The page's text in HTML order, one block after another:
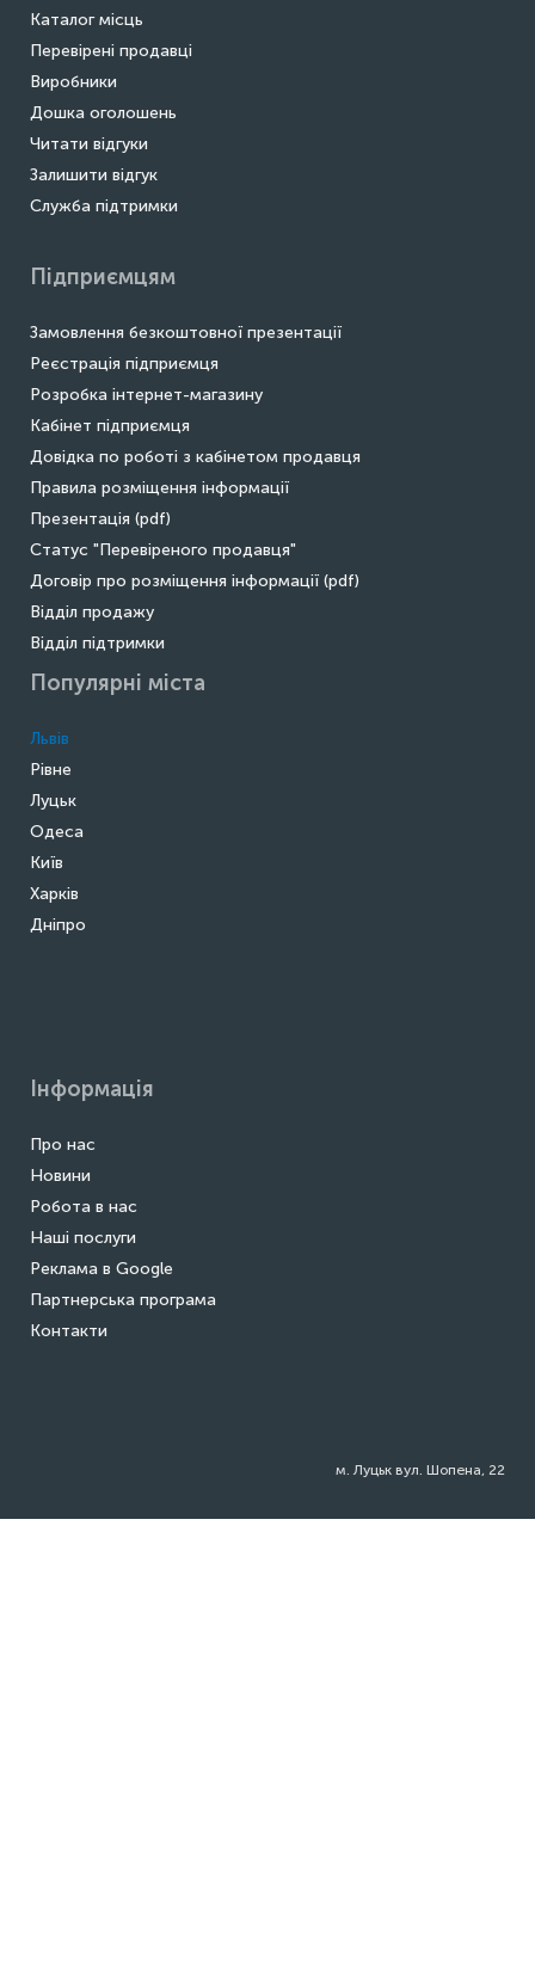
Каталог місць
Перевірені продавці
Виробники
Дошка оголошень
Читати відгуки
Залишити відгук
Служба підтримки
Підприємцям
Замовлення безкоштовної презентації
Реєстрація підприємця
Розробка інтернет-магазину
Кабінет підприємця
Довідка по роботі з кабінетом продавця
Правила розміщення інформації
Презентація (pdf)
Статус "Перевіреного продавця"
Договір про розміщення інформації (pdf)
Відділ продажу
Відділ підтримки
Популярні міста
Львів
Рівне
Луцьк
Одеса
Київ
Харків
Дніпро
Інформація
Про нас
Новини
Робота в нас
Наші послуги
Реклама в Google
Партнерська програма
Контакти
м. Луцьк вул. Шопена, 22